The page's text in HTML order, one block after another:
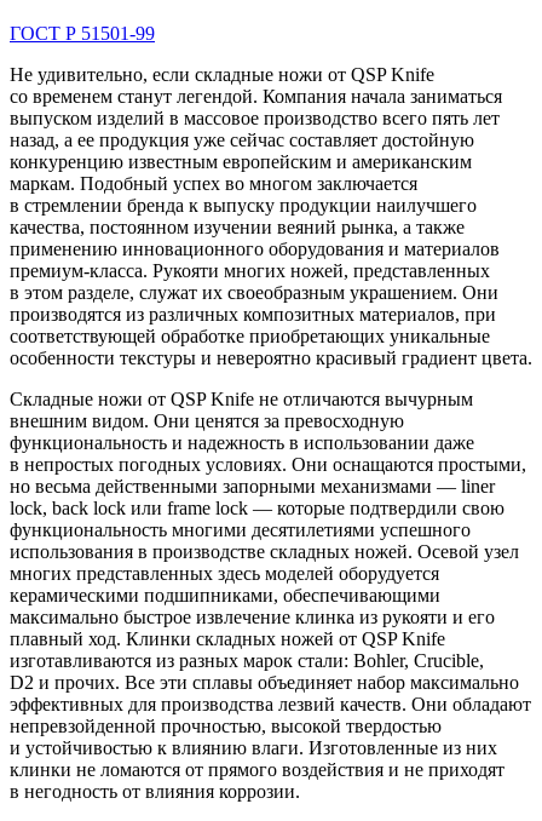
ГОСТ Р 51501-99
Не удивительно, если складные ножи от QSP Knife
со временем станут легендой. Компания начала заниматься
выпуском изделий в массовое производство всего пять лет
назад, а ее продукция уже сейчас составляет достойную
конкуренцию известным европейским и американским
маркам. Подобный успех во многом заключается
в стремлении бренда к выпуску продукции наилучшего
качества, постоянном изучении веяний рынка, а также
применению инновационного оборудования и материалов
премиум-класса. Рукояти многих ножей, представленных
в этом разделе, служат их своеобразным украшением. Они
производятся из различных композитных материалов, при
соответствующей обработке приобретающих уникальные
особенности текстуры и невероятно красивый градиент цвета.
Складные ножи от QSP Knife не отличаются вычурным
внешним видом. Они ценятся за превосходную
функциональность и надежность в использовании даже
в непростых погодных условиях. Они оснащаются простыми,
но весьма действенными запорными механизмами — liner
lock, back lock или frame lock — которые подтвердили свою
функциональность многими десятилетиями успешного
использования в производстве складных ножей. Осевой узел
многих представленных здесь моделей оборудуется
керамическими подшипниками, обеспечивающими
максимально быстрое извлечение клинка из рукояти и его
плавный ход. Клинки складных ножей от QSP Knife
изготавливаются из разных марок стали: Bohler, Crucible,
D2 и прочих. Все эти сплавы объединяет набор максимально
эффективных для производства лезвий качеств. Они обладают
непревзойденной прочностью, высокой твердостью
и устойчивостью к влиянию влаги. Изготовленные из них
клинки не ломаются от прямого воздействия и не приходят
в негодность от влияния коррозии.